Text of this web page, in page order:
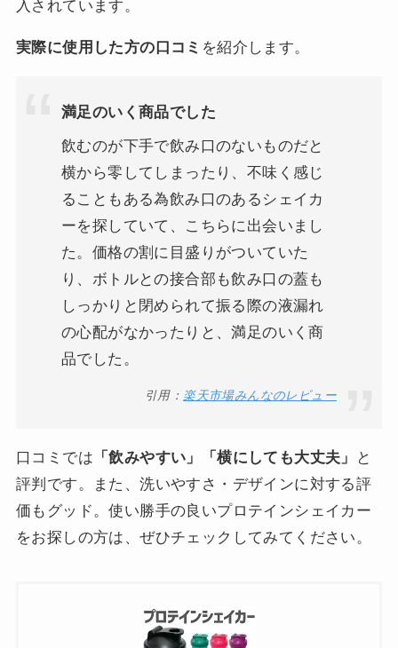
入されています。
実際に使用した方の口コミ を紹介します。
満足のいく商品でした
飲むのが下手で飲み口のないものだと
横から零してしまったり、不味く感じ
ることもある為飲み口のあるシェイカ
ーを探していて、こちらに出会いまし
た。価格の割に目盛りがついていた
り、ボトルとの接合部も飲み口の蓋も
しっかりと閉められて振る際の液漏れ
の心配がなかったりと、満足のいく商
品でした。
引用： 楽天市場みんなのレビュー
口コミでは 「飲みやすい」「横にしても大丈夫」
と
評判です。また、洗いやすさ・デザインに対する評
価もグッド。使い勝手の良いプロテインシェイカー
をお探しの方は、ぜひチェックしてみてください。